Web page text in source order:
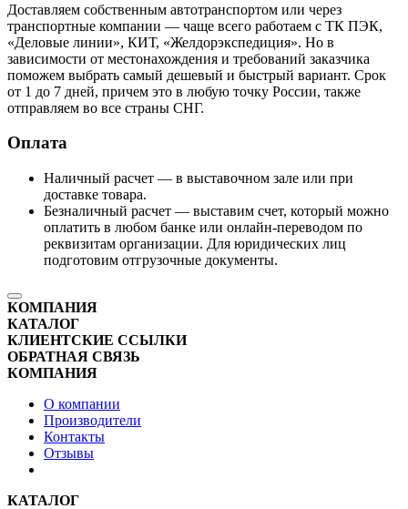
Доставляем собственным автотранспортом или через
транспортные компании — чаще всего работаем с ТК ПЭК,
«Деловые линии», КИТ, «Желдорэкспедиция». Но в
зависимости от местонахождения и требований заказчика
поможем выбрать самый дешевый и быстрый вариант. Срок
от 1 до 7 дней, причем это в любую точку России, также
отправляем во все страны СНГ.
Оплата
Наличный расчет — в выставочном зале или при
доставке товара.
Безналичный расчет — выставим счет, который можно
оплатить в любом банке или онлайн-переводом по
реквизитам организации. Для юридических лиц
подготовим отгрузочные документы.
КОМПАНИЯ
КАТАЛОГ
КЛИЕНТСКИЕ ССЫЛКИ
ОБРАТНАЯ СВЯЗЬ
КОМПАНИЯ
О компании
Производители
Контакты
Отзывы
КАТАЛОГ